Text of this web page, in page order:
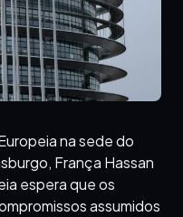
na sede do
França Hassan
espera que os
assumidos